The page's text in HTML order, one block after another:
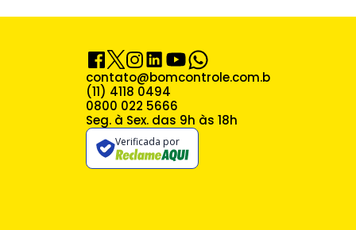
contato@bomcontrole.com.br
(11) 4118 0494
0800 022 5666
Seg. à Sex. das 9h às 18h